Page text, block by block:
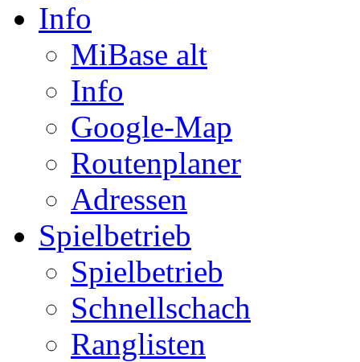
Info
MiBase alt
Info
Google-Map
Routenplaner
Adressen
Spielbetrieb
Spielbetrieb
Schnellschach
Ranglisten